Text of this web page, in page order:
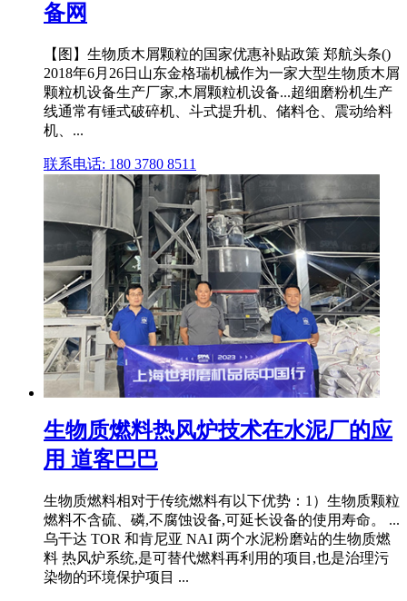
备网
【图】生物质木屑颗粒的国家优惠补贴政策 郑航头条()
2018年6月26日山东金格瑞机械作为一家大型生物质木屑
颗粒机设备生产厂家,木屑颗粒机设备...超细磨粉机生产
线通常有锤式破碎机、斗式提升机、储料仓、震动给料
机、...
联系电话: 180 3780 8511
生物质燃料热风炉技术在水泥厂的应
用 道客巴巴
生物质燃料相对于传统燃料有以下优势：1）生物质颗粒
燃料不含硫、磷,不腐蚀设备,可延长设备的使用寿命。 ...
乌干达 TOR 和肯尼亚 NAI 两个水泥粉磨站的生物质燃
料 热风炉系统,是可替代燃料再利用的项目,也是治理污
染物的环境保护项目 ...